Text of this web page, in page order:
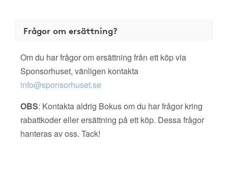
Frågor om ersättning?
Om du har frågor om ersättning från ett köp via
Sponsorhuset, vänligen kontakta
info@sponsorhuset.se
OBS: Kontakta aldrig Bokus om du har frågor kring
rabattkoder eller ersättning på ett köp. Dessa frågor
hanteras av oss. Tack!